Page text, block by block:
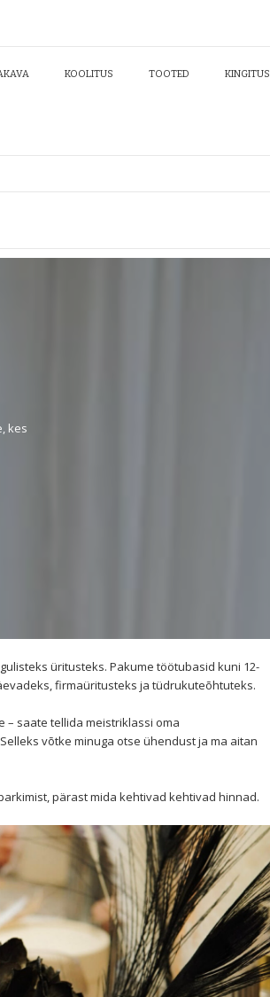
KOOLITUS TOOTED KINGITUS
kes
üritusteks. Pakume töötubasid kuni 12-
firmaüritusteks ja tüdrukuteõhtuteks.
saate tellida meistriklassi oma
võtke minuga otse ühendust ja ma aitan
pärast mida kehtivad kehtivad hinnad.